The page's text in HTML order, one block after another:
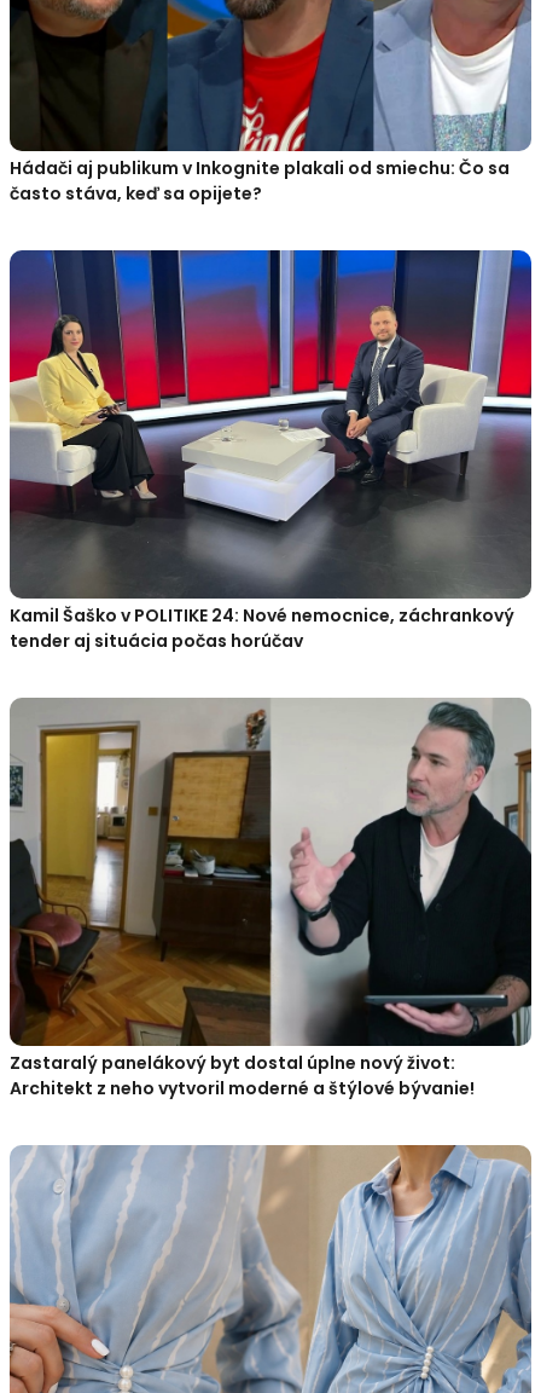
Hádači aj publikum v Inkognite plakali od smiechu: Čo sa
často stáva, keď sa opijete?
Kamil Šaško v POLITIKE 24: Nové nemocnice, záchrankový
tender aj situácia počas horúčav
Zastaralý panelákový byt dostal úplne nový život:
Architekt z neho vytvoril moderné a štýlové bývanie!